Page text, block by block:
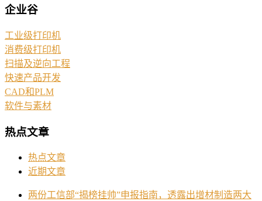
企业谷
工业级打印机
消费级打印机
扫描及逆向工程
快速产品开发
CAD和PLM
软件与素材
热点文章
热点文章
近期文章
两份工信部“揭榜挂帅”申报指南，透露出增材制造两大